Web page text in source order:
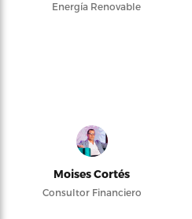
Energía Renovable
Moises Cortés
Consultor Financiero